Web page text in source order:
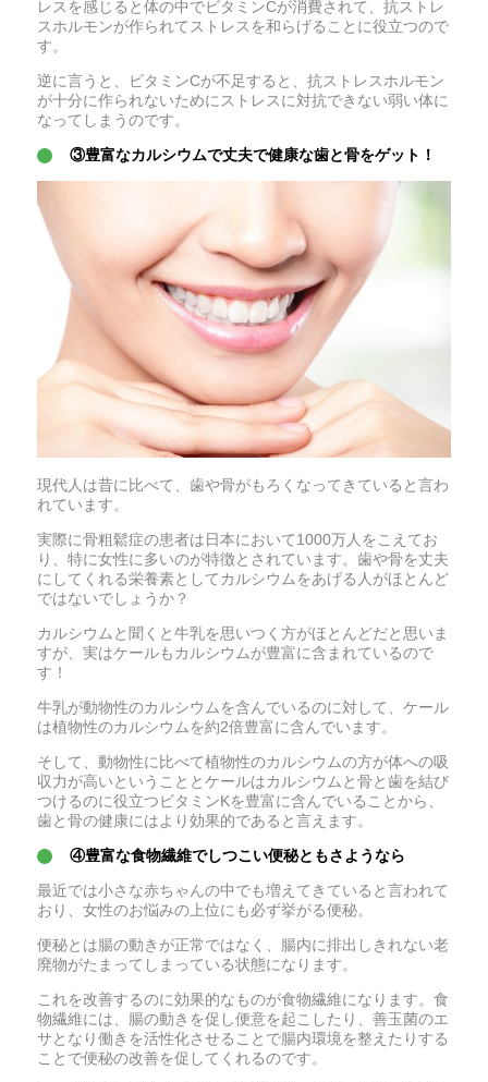
レスを感じると体の中でビタミンCが消費されて、抗ストレ
スホルモンが作られてストレスを和らげることに役立つので
す。
逆に言うと、ビタミンCが不足すると、抗ストレスホルモン
が十分に作られないためにストレスに対抗できない弱い体に
なってしまうのです。
③豊富なカルシウムで丈夫で健康な歯と骨をゲット！
現代人は昔に比べて、歯や骨がもろくなってきていると言わ
れています。
実際に骨粗鬆症の患者は日本において1000万人をこえてお
り、特に女性に多いのが特徴とされています。歯や骨を丈夫
にしてくれる栄養素としてカルシウムをあげる人がほとんど
ではないでしょうか？
カルシウムと聞くと牛乳を思いつく方がほとんどだと思いま
すが、実はケールもカルシウムが豊富に含まれているので
す！
牛乳が動物性のカルシウムを含んでいるのに対して、ケール
は植物性のカルシウムを約2倍豊富に含んでいます。
そして、動物性に比べて植物性のカルシウムの方が体への吸
収力が高いということとケールはカルシウムと骨と歯を結び
つけるのに役立つビタミンKを豊富に含んでいることから、
歯と骨の健康にはより効果的であると言えます。
④豊富な食物繊維でしつこい便秘ともさようなら
最近では小さな赤ちゃんの中でも増えてきていると言われて
おり、女性のお悩みの上位にも必ず挙がる便秘。
便秘とは腸の動きが正常ではなく、腸内に排出しきれない老
廃物がたまってしまっている状態になります。
これを改善するのに効果的なものが食物繊維になります。食
物繊維には、腸の動きを促し便意を起こしたり、善玉菌のエ
サとなり働きを活性化させることで腸内環境を整えたりする
ことで便秘の改善を促してくれるのです。